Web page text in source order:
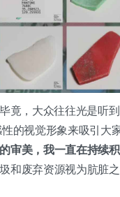
竟，大众往往光是听
的视觉形象来吸引大
审美，我一直在持续
和废弃资源视为肮脏